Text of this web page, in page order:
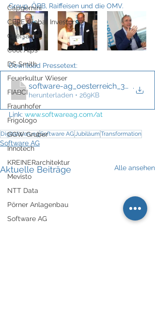
Capgemini
CBRE Global Investors
Chefsache
Cool Alps
DS Smith
Feuerkultur Wieser
FIABCI
Fraunhofer
Frigologo
GGW Gruber
Innotech
KREINERarchitektur
Mevisto
NTT Data
Pörner Anlagenbau
Software AG
Group, ÖBB, Raiffeisen und die OMV.
Download Pressetext:
software-ag_oesterreich_30-jahr-
.
herunterladen • 269KB
Link: www.softwareag.com/at
DigitalisierungSoftware AG JubiläumTransformation
Software AG
Aktuelle Beiträge Alle ansehen